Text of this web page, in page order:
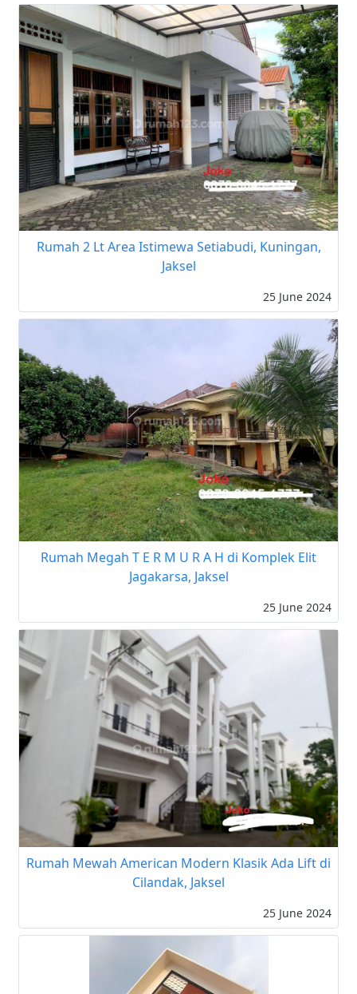
Rumah 2 Lt Area Istimewa Setiabudi, Kuningan,
Jaksel
25 June 2024
Rumah Megah T E R M U R A H di Komplek Elit
Jagakarsa, Jaksel
25 June 2024
Rumah Mewah American Modern Klasik Ada Lift di
Cilandak, Jaksel
25 June 2024